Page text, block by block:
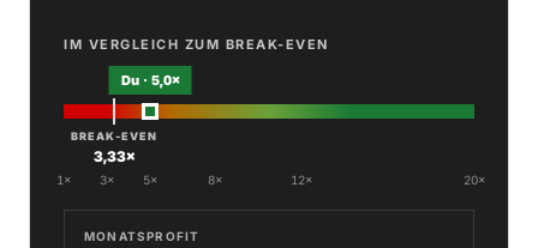
IM VERGLEICH ZUM BREAK-EVEN
Du · 5,0×
BREAK-EVEN
3,33×
1× 3× 5× 8× 12× 20×
MONATSPROFIT